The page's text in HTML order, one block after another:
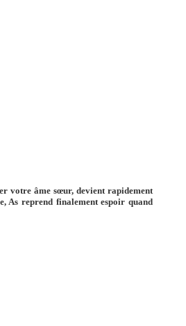
votre âme sœur, devient rapidement
As reprend finalement espoir quand